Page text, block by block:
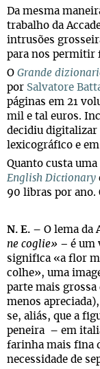
Da mesma
trabalho da
intrusões
para nos permitir
O Grande
por Salvatore
páginas em 21
mil e tal euros.
decidiu digitalizar
lexicográfico e
Quanto custa
English Dictionary
90 libras por ano.
N. E. – O lema da
ne coglie» – é um
significa «a flor
colhe», uma
parte mais
menos
se, aliás, que a
peneira – em
farinha mais fina
necessidade de